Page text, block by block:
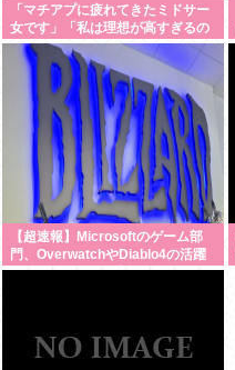
「マチアプに疲れてきたミドサー
女です」「私は理想が高すぎるの
でしょうか」
【超速報】Microsoftのゲーム部
門、OverwatchやDiablo4の活躍
によりBlizzardが牽引役となる